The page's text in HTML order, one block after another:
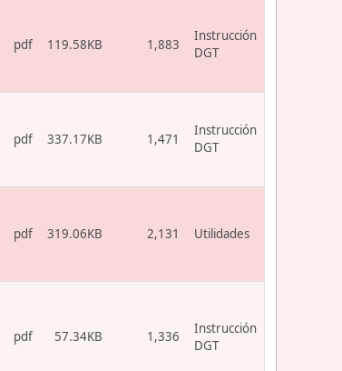
pdf 119.58KB 1,883
Instrucción
DGT
pdf 337.17KB 1,471
Instrucción
DGT
pdf 319.06KB 2,131 Utilidades
pdf 57.34KB 1,336
Instrucción
DGT